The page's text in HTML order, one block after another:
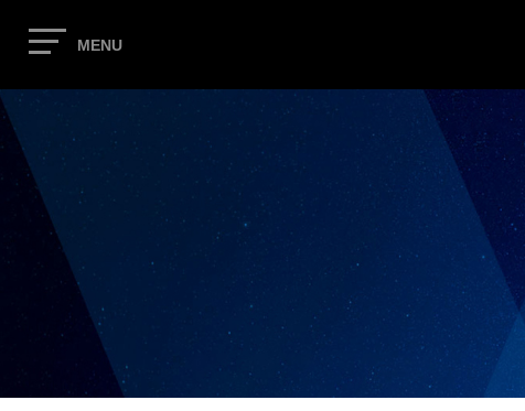
MENU